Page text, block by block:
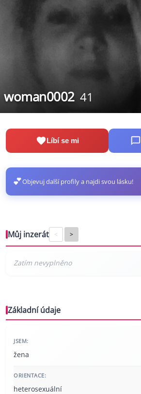
woman0002 41
Líbí se mi
💕Objevuj další profily a najdi svou lásku!
Můj inzerát < >
Základní údaje
JSEM:
žena
ORIENTACE:
heterosexuální